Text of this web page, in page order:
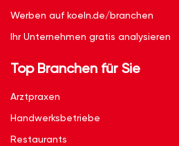
Werben auf koeln.de/branchen
Ihr Unternehmen gratis analysieren
Top Branchen für Sie
Arztpraxen
Handwerksbetriebe
Restaurants